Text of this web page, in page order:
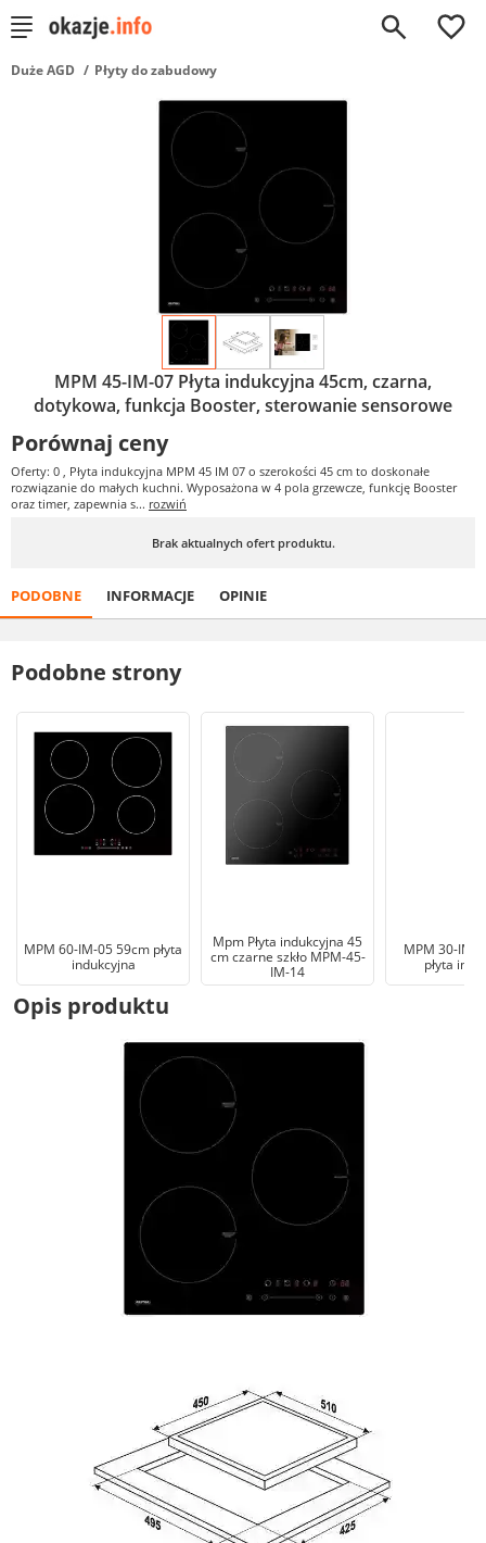
0
Duże AGD Płyty do zabudowy
MPM 45-IM-07 Płyta indukcyjna 45cm, czarna,
dotykowa, funkcja Booster, sterowanie sensorowe
Porównaj ceny
Oferty: 0 , Płyta indukcyjna MPM 45 IM 07 o szerokości 45 cm to doskonałe
rozwiązanie do małych kuchni. Wyposażona w 4 pola grzewcze, funkcję Booster
oraz timer, zapewnia s... rozwiń
Brak aktualnych ofert produktu.
PODOBNE INFORMACJE OPINIE
Podobne strony
MPM 60-IM-05 59cm płyta
indukcyjna
Mpm Płyta indukcyjna 45
cm czarne szkło MPM-45-
IM-14
MPM 30-IM-
płyta
Opis produktu